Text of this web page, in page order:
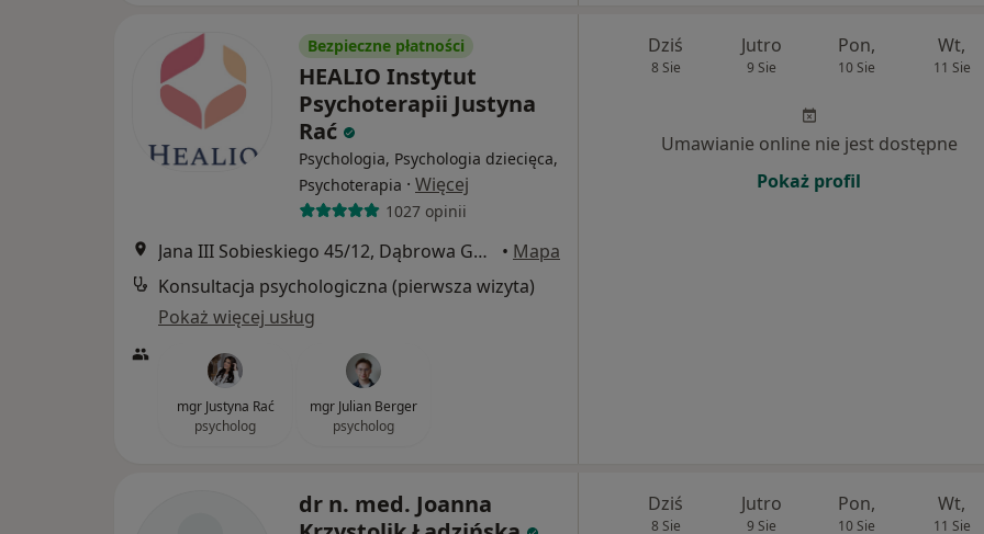
Bezpieczne płatności
HEALIO Instytut
Psychoterapii Justyna
Rać
Psychologia, Psychologia dziecięca,
Psychoterapia · Więcej
1027 opinii
Jana III Sobieskiego 45/12, Dąbrowa Górnicza • Mapa
Konsultacja psychologiczna (pierwsza wizyta)
Pokaż więcej usług
mgr Justyna Rać
psycholog
mgr Julian Berger
psycholog
Dziś
8 Sie
Jutro
9 Sie
Pon,
10 Sie
Wt,
11 Sie
Umawianie online nie jest dostępne
Pokaż profil
dr n. med. Joanna
Dziś
8 Sie
Jutro
9 Sie
Pon,
10 Sie
Wt,
11 Sie